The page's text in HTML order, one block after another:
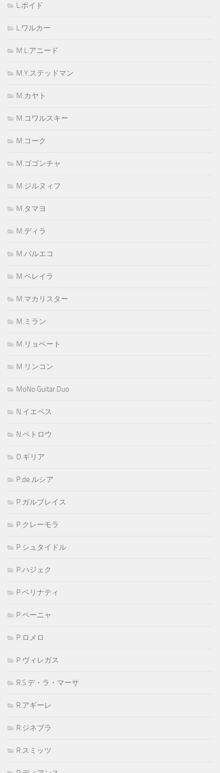
L.ボイド
L.ワルカー
M.L.アニード
M.Y.ステッドマン
M.カヤト
M.コワルスキー
M.コーク
M.ゴゴンチャ
M.ジルヌィフ
M.タマヨ
M.ディラ
M.バルエコ
M.ペレイラ
M.マカリスター
M.ミラン
M.リョベート
M.リンコン
MoNo Guitar Duo
N.イエペス
N.ペトロウ
O.ギリア
P.de.ルシア
P.ガルブレイス
P.クレーモラ
P.シュタイドル
P.ハジェク
P.ベリナティ
P.ペーニャ
P.ロメロ
P.ヴィレガス
R.S.デ・ラ・マーサ
R.アギーレ
R.ジネブラ
R.スミッツ